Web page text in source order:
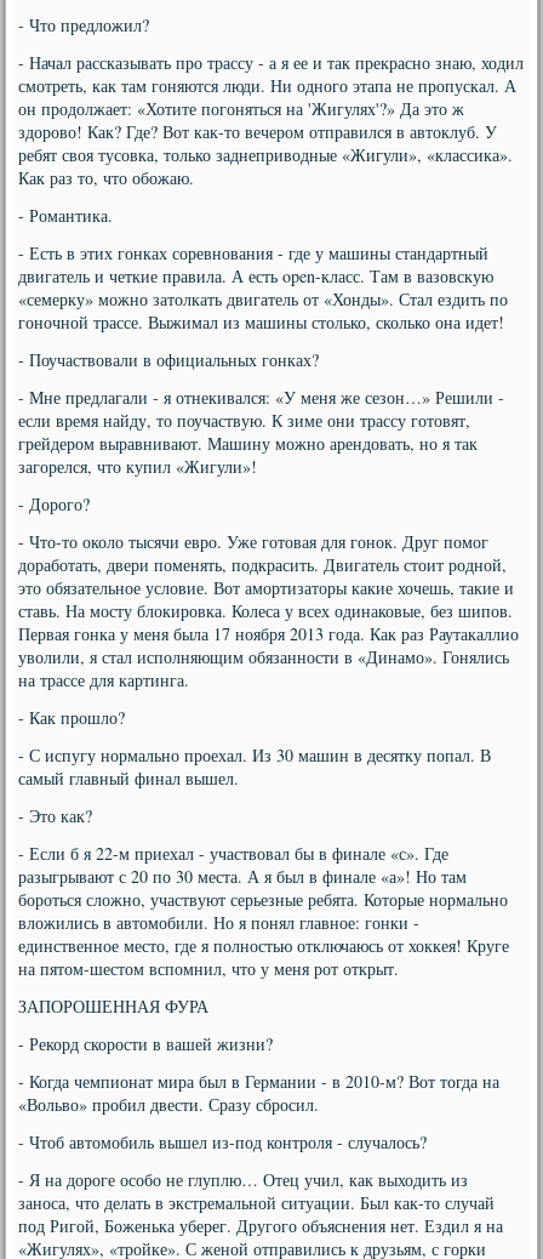
- Что предложил?
- Начал рассказывать про трассу - а я ее и так прекрасно знаю, ходил
смотреть, как там гоняются люди. Ни одного этапа не пропускал. А
он продолжает: «Хотите погоняться на 'Жигулях'?» Да это ж
здорово! Как? Где? Вот как-то вечером отправился в автоклуб. У
ребят своя тусовка, только заднеприводные «Жигули», «классика».
Как раз то, что обожаю.
- Романтика.
- Есть в этих гонках соревнования - где у машины стандартный
двигатель и четкие правила. А есть open-класс. Там в вазовскую
«семерку» можно затолкать двигатель от «Хонды». Стал ездить по
гоночной трассе. Выжимал из машины столько, сколько она идет!
- Поучаствовали в официальных гонках?
- Мне предлагали - я отнекивался: «У меня же сезон…» Решили -
если время найду, то поучаствую. К зиме они трассу готовят,
грейдером выравнивают. Машину можно арендовать, но я так
загорелся, что купил «Жигули»!
- Дорого?
- Что-то около тысячи евро. Уже готовая для гонок. Друг помог
доработать, двери поменять, подкрасить. Двигатель стоит родной,
это обязательное условие. Вот амортизаторы какие хочешь, такие и
ставь. На мосту блокировка. Колеса у всех одинаковые, без шипов.
Первая гонка у меня была 17 ноября 2013 года. Как раз Раутакаллио
уволили, я стал исполняющим обязанности в «Динамо». Гонялись
на трассе для картинга.
- Как прошло?
- С испугу нормально проехал. Из 30 машин в десятку попал. В
самый главный финал вышел.
- Это как?
- Если б я 22-м приехал - участвовал бы в финале «с». Где
разыгрывают с 20 по 30 места. А я был в финале «а»! Но там
бороться сложно, участвуют серьезные ребята. Которые нормально
вложились в автомобили. Но я понял главное: гонки -
единственное место, где я полностью отключаюсь от хоккея! Круге
на пятом-шестом вспомнил, что у меня рот открыт.
ЗАПОРОШЕННАЯ ФУРА
- Рекорд скорости в вашей жизни?
- Когда чемпионат мира был в Германии - в 2010-м? Вот тогда на
«Вольво» пробил двести. Сразу сбросил.
- Чтоб автомобиль вышел из-под контроля - случалось?
- Я на дороге особо не глуплю… Отец учил, как выходить из
заноса, что делать в экстремальной ситуации. Был как-то случай
под Ригой, Боженька уберег. Другого объяснения нет. Ездил я на
«Жигулях», «тройке». С женой отправились к друзьям, с горки